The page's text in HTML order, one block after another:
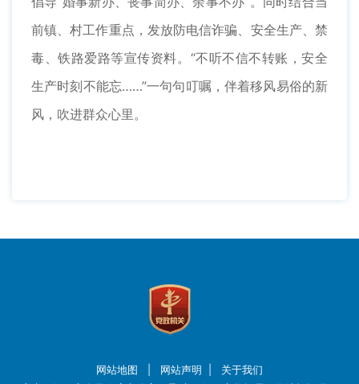
前镇、村工作重点，发放防电信诈骗、安全生产、禁
毒、铁路爱路等宣传资料。“不听不信不转账，安全
生产时刻不能忘……”一句句叮嘱，伴着移风易俗的新
风，吹进群众心里。
网站地图 网站声明
关于我们